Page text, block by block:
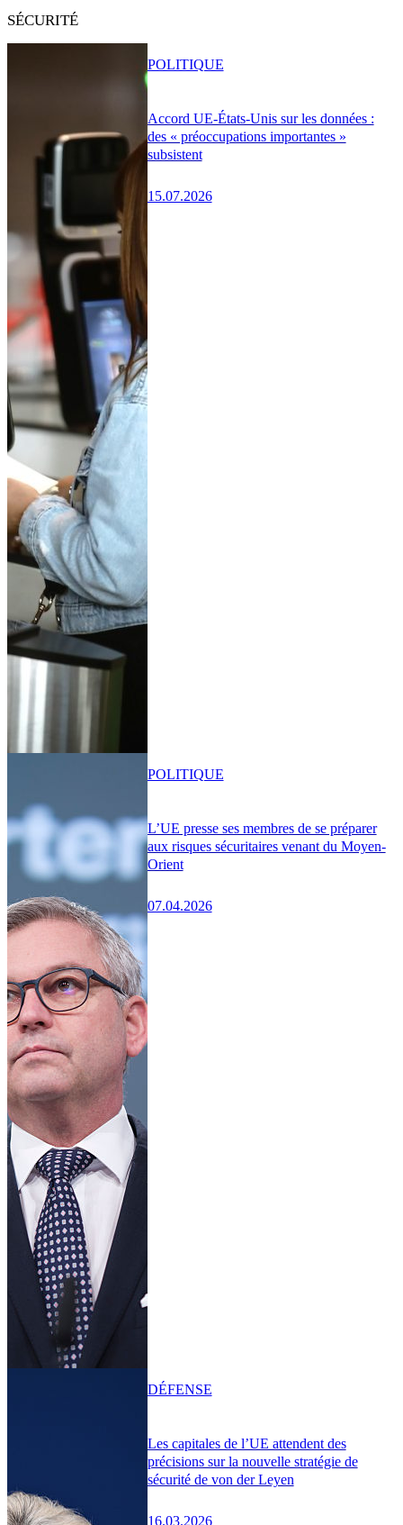
SÉCURITÉ
Accord UE-États-Unis sur les données :
des « préoccupations importantes »
subsistent
15.07.2026
POLITIQUE
L’UE presse ses membres de se préparer
aux risques sécuritaires venant du Moyen-
Orient
07.04.2026
POLITIQUE
Les capitales de l’UE attendent des
précisions sur la nouvelle stratégie de
sécurité de von der Leyen
16.03.2026
DÉFENSE